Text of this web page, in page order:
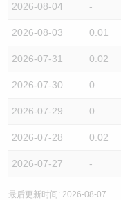
2026-08-04 -
2026-08-03 0.01
2026-07-31 0.02
2026-07-30 0
2026-07-29 0
2026-07-28 0.02
2026-07-27 -
最后更新时间: 2026-08-07